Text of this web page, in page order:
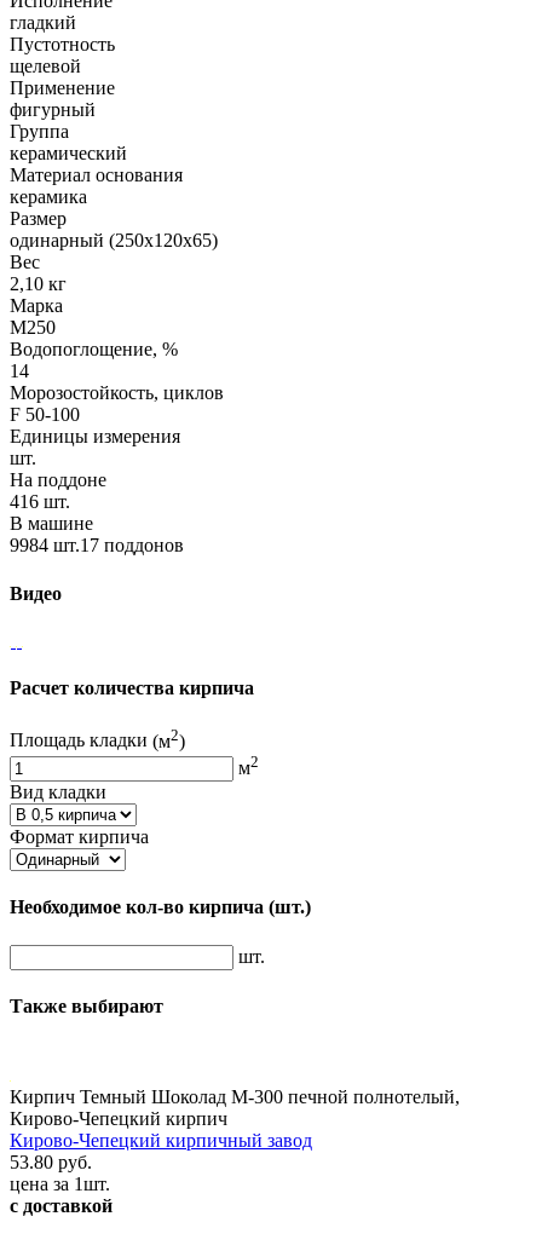
гладкий
Пустотность
щелевой
Применение
фигурный
Группа
керамический
Материал основания
керамика
Размер
одинарный (250х120х65)
Вес
2,10 кг
Марка
М250
Водопоглощение, %
14
Морозостойкость, циклов
F 50-100
Единицы измерения
шт.
На поддоне
416 шт.
В машине
9984 шт.17 поддонов
Видео
Расчет количества кирпича
Площадь кладки (м2)
м2
Вид кладки
Формат кирпича
Необходимое кол-во кирпича (шт.)
шт.
Также выбирают
Кирпич Темный Шоколад М-300 печной полнотелый,
Кирово-Чепецкий кирпич
Кирово-Чепецкий кирпичный завод
53.80 руб.
цена за 1шт.
с доставкой